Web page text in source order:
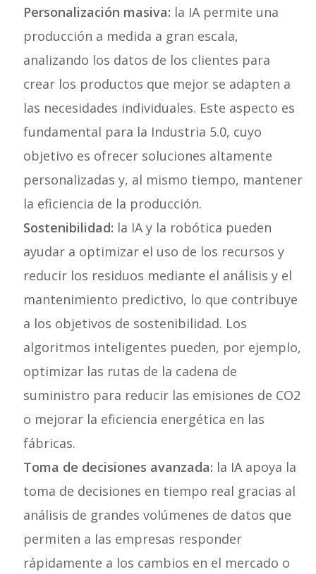
Personalización masiva: la IA permite una
producción a medida a gran escala,
analizando los datos de los clientes para
crear los productos que mejor se adapten a
las necesidades individuales. Este aspecto es
fundamental para la Industria 5.0, cuyo
objetivo es ofrecer soluciones altamente
personalizadas y, al mismo tiempo, mantener
la eficiencia de la producción.
Sostenibilidad: la IA y la robótica pueden
ayudar a optimizar el uso de los recursos y
reducir los residuos mediante el análisis y el
mantenimiento predictivo, lo que contribuye
a los objetivos de sostenibilidad. Los
algoritmos inteligentes pueden, por ejemplo,
optimizar las rutas de la cadena de
suministro para reducir las emisiones de CO2
o mejorar la eficiencia energética en las
fábricas.
Toma de decisiones avanzada: la IA apoya la
toma de decisiones en tiempo real gracias al
análisis de grandes volúmenes de datos que
permiten a las empresas responder
rápidamente a los cambios en el mercado o